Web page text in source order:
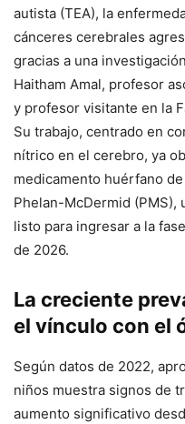
autista (TEA), la
cánceres cerebrales
gracias a una
Haitham Amal, profesor
y profesor visitante en la
Su trabajo, centrado en
nítrico en el cerebro, ya
medicamento huérfano
Phelan-McDermid (PMS),
listo para ingresar a la
de 2026.
La creciente
el vínculo con el
Según datos de 2022,
niños muestra signos de
aumento significativo